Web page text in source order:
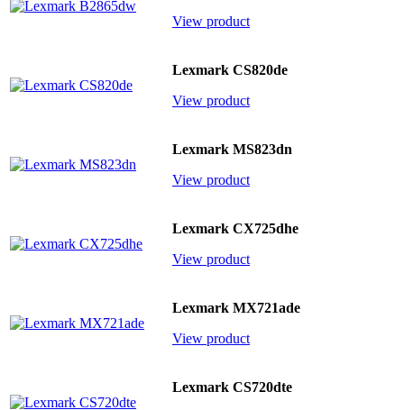
View product
Lexmark CS820de
View product
Lexmark MS823dn
View product
Lexmark CX725dhe
View product
Lexmark MX721ade
View product
Lexmark CS720dte